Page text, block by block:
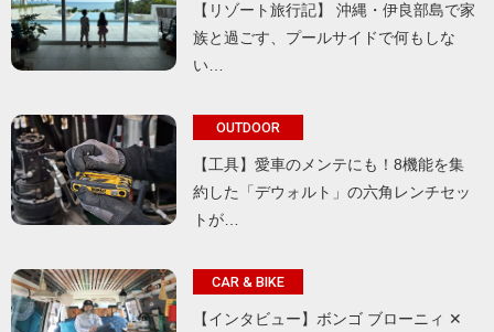
【リゾート旅行記】 沖縄・伊良部島で家
族と過ごす、プールサイドで何もしな
い…
OUTDOOR
【工具】愛車のメンテにも！8機能を集
約した「デウォルト」の六角レンチセッ
トが…
CAR & BIKE
【インタビュー】ボンゴ ブローニィ ✕